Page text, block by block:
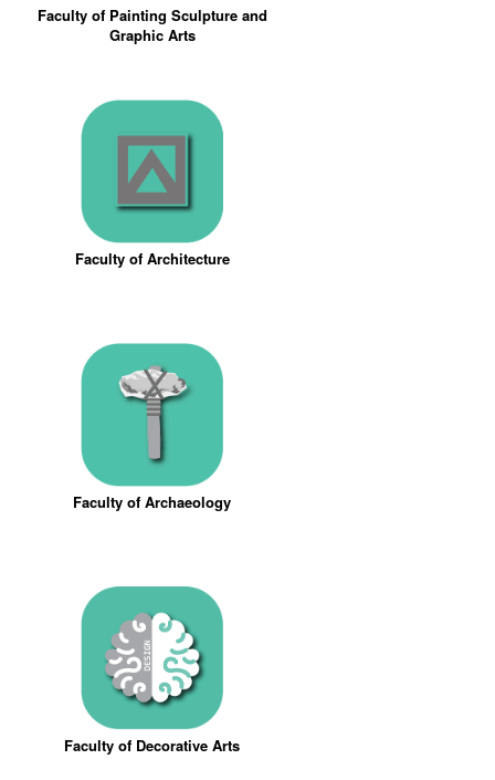
Faculty of Painting Sculpture and
Graphic Arts
Faculty of Architecture
Faculty of Archaeology
Faculty of Decorative Arts